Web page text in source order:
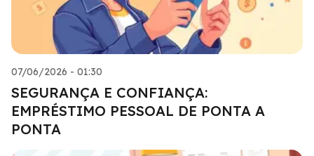
07/06/2026 - 01:30
SEGURANÇA E CONFIANÇA:
EMPRÉSTIMO PESSOAL DE PONTA A
PONTA